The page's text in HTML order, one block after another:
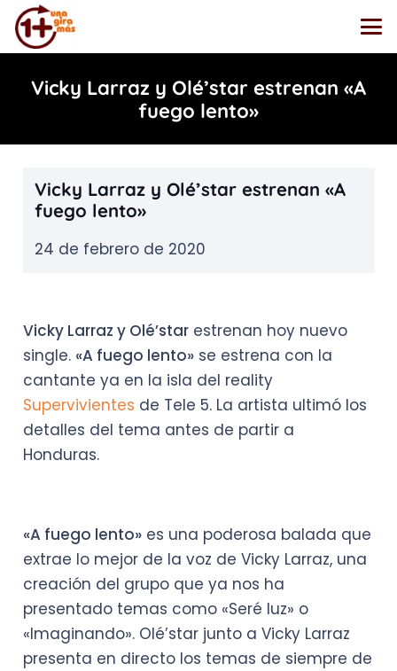
Vicky Larraz y Olé’star estrenan «A
fuego lento»
Vicky Larraz y Olé’star estrenan «A
fuego lento»
24 de febrero de 2020
Vicky Larraz y Olé’starestrenan hoy nuevo
single. «A fuego lento»se estrena con la
cantante ya en la isla del reality
Supervivientes de Tele 5. La artista ultimó los
detalles del tema antes de partir a
Honduras.
«A fuego lento»es una poderosa balada que
extrae lo mejor de la voz de Vicky Larraz, una
creación del grupo que ya nos ha
presentado temas como «Seré luz» o
«Imaginando». Olé’star junto a Vicky Larraz
presenta en directo los temas de siempre de